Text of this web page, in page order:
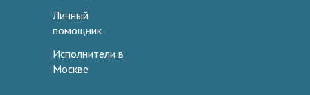
Личный
помощник
Исполнители в
Москве